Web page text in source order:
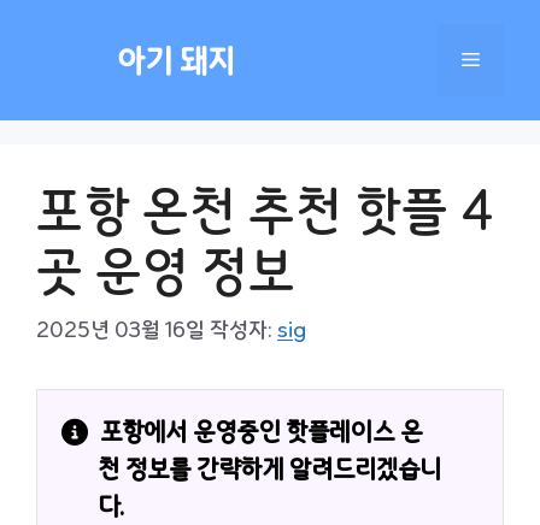
아기 돼지 메
포항 온천 추천 핫플 4
곳 운영 정보
2025년 03월 16일 작성자: sig
포항에서 운영중인 핫플레이스 온
천 정보를 간략하게 알려드리겠습니
다.